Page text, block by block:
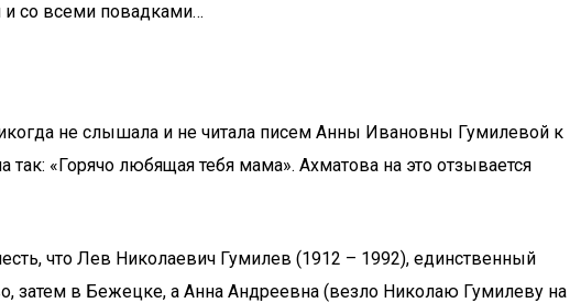
и со всеми повадками…
не слышала и не читала писем Анны Ивановны Гумилевой к
«Горячо любящая тебя мама». Ахматова на это отзывается
что Лев Николаевич Гумилев (1912 – 1992), единственный
затем в Бежецке, а Анна Андреевна (везло Николаю Гумилеву на